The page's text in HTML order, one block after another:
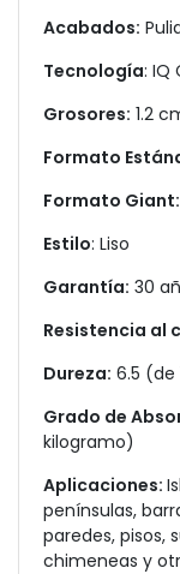
Acabados:
Tecnología: IQ
Grosores: 1.2
Formato
Formato Giant:
Estilo: Liso
Garantía: 30
Resistencia al
Dureza: 6.5 (de
Grado de
kilogramo)
Aplicaciones:
penínsulas,
paredes, pisos,
chimeneas y